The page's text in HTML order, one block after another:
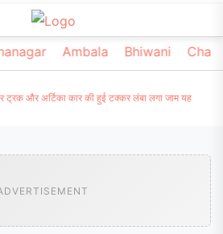
Ambala Bhiwani
ट्रक और अर्टिका कार की हुई टक्कर लंबा लगा जाम यह